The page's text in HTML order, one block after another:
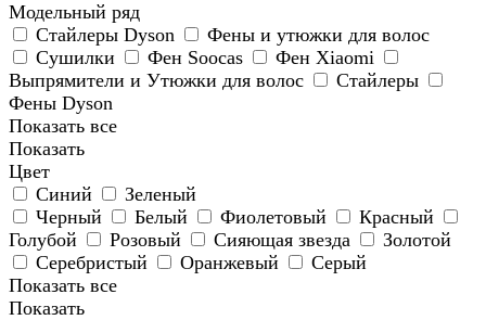
Модельный ряд
Стайлеры Dyson
Фены и утюжки для волос
Сушилки
Фен Soocas
Фен Xiaomi
Выпрямители и Утюжки для волос
Стайлеры
Фены Dyson
Показать все
Показать
Цвет
Синий
Зеленый
Черный
Белый Фиолетовый
Красный
Голубой
Розовый Сияющая звезда
Золотой
Серебристый
Оранжевый
Серый
Показать все
Показать